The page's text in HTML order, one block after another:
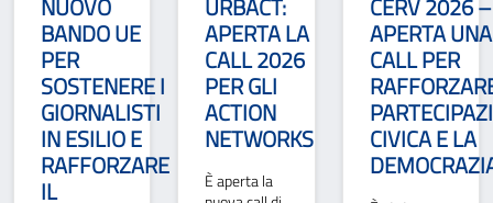
NUOVO
BANDO UE
PER
SOSTENERE I
GIORNALISTI
IN ESILIO E
RAFFORZARE
IL
URBACT:
APERTA LA
CALL 2026
PER GLI
ACTION
NETWORKS
È aperta la
CERV 2026 –
APERTA UNA
CALL PER
CIVICA E LA